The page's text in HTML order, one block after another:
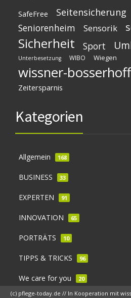
SafeFree Seitensicherung
Seniorenheim Sensorik
Sicherheit Sport
Unterbesetzung WIBO Wiegen
wissner-bosserhoff
Zeitersparnis
Kategorien
Allgemein 168
BUSINESS 33
EXPERTEN 91
INNOVATION 65
PORTRÄTS 10
TIPPS & TRICKS 96
We care for you
20
(c) pflege-today.de // In Kooperation mit